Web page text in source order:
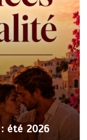
été 2026